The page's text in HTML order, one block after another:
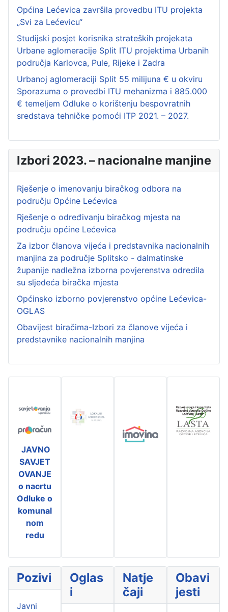
Općina Lećevica završila provedbu ITU projekta
„Svi za Lećevicu“
Studijski posjet korisnika strateških projekata
Urbane aglomeracije Split ITU projektima Urbanih
područja Karlovca, Pule, Rijeke i Zadra
Urbanoj aglomeraciji Split 55 milijuna € u okviru
Sporazuma o provedbi ITU mehanizma i 885.000
€ temeljem Odluke o korištenju bespovratnih
sredstava tehničke pomoći ITP 2021. – 2027.
Izbori 2023. – nacionalne manjine
Rješenje o imenovanju biračkog odbora na
području Općine Lećevica
Rješenje o određivanju biračkog mjesta na
području općine Lećevica
Za izbor članova vijeća i predstavnika nacionalnih
manjina za područje Splitsko - dalmatinske
županije nadležna izborna povjerenstva odredila
su sljedeća biračka mjesta
Općinsko izborno povjerenstvo općine Lećevica-
OGLAS
Obavijest biračima-Izbori za članove vijeća i
predstavnike nacionalnih manjina
JAVNO
SAVJET
OVANJE
o nacrtu
Odluke o
komunal
nom
redu
Pozivi
Javni
Oglas
i
Natje
čaji
Obavi
jesti